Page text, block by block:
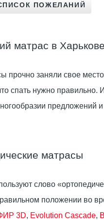
матрас в
прочно заняли свое
спать нужно
предложений
матрасы
слово
положении во
3D, Evolution Cascade,